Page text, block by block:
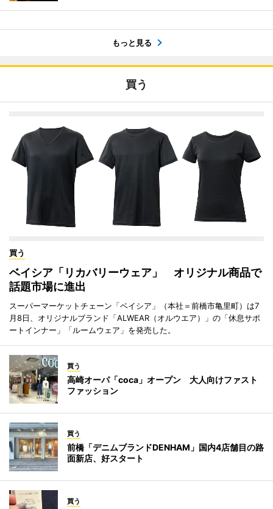
もっと見る
買う
買う
ベイシア「リカバリーウェア」 オリジナル商品で
話題市場に進出
スーパーマーケットチェーン「ベイシア」（本社＝前橋市亀里町）は7
月8日、オリジナルブランド「ALWEAR（オルウエア）」の「休息サポ
ートインナー」「ルームウェア」を発売した。
買う
高崎オーパ「coca」オープン 大人向けファスト
ファッション
買う
前橋「デニムブランドDENHAM」国内4店舗目の路
面新店、好スタート
買う